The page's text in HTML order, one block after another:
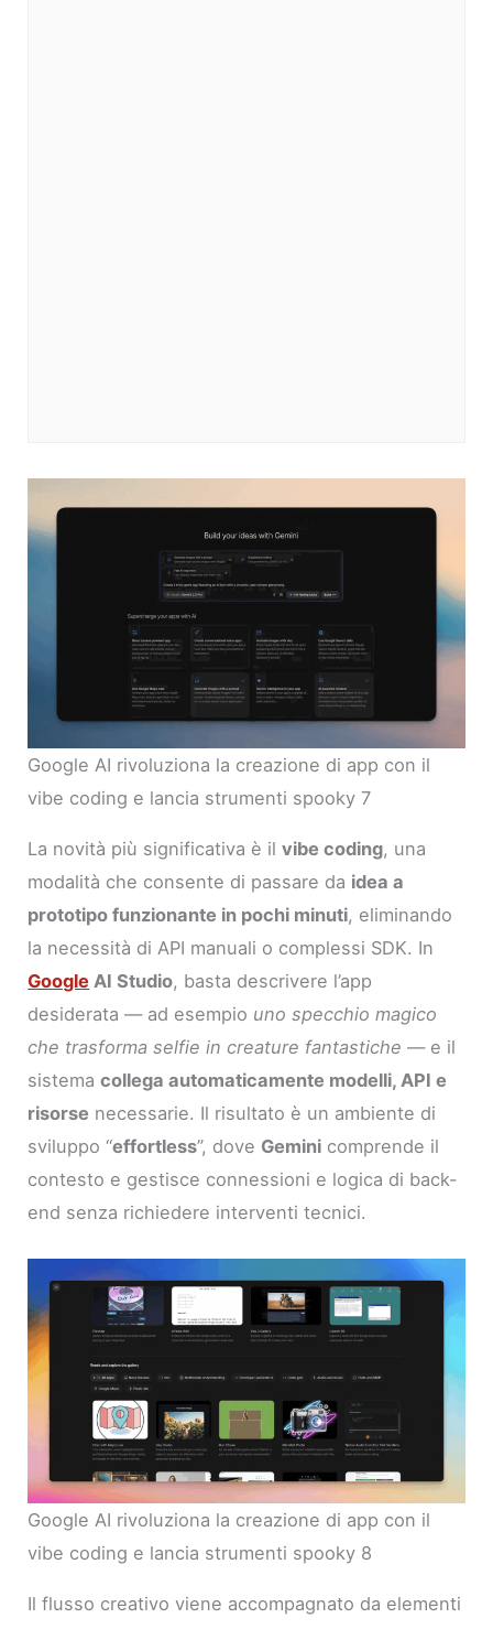
Google AI rivoluziona la creazione di app con il
vibe coding e lancia strumenti spooky 7
La novità più significativa è ilvibe coding, una
modalità che consente di passare da idea a
prototipo funzionante in pochi minuti, eliminando
la necessità di API manuali o complessi SDK. In
Google AI Studio, basta descrivere l’app
desiderata — ad esempio uno specchio magico
che trasforma selfie in creature fantastiche — e il
sistemacollega automaticamente modelli, API e
risorse necessarie. Il risultato è un ambiente di
sviluppo “effortless”, dove Gemini comprende il
contesto e gestisce connessioni e logica di back-
end senza richiedere interventi tecnici.
Google AI rivoluziona la creazione di app con il
vibe coding e lancia strumenti spooky 8
Il flusso creativo viene accompagnato da elementi